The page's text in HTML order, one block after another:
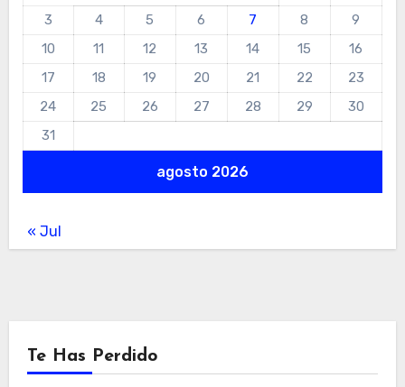
agosto 2026
3
4 5 6 7 8
9
10
11 12 13 14 15
16
17
18 19 20 21 22
23
24
25 26 27 28 29
30
31
« Jul
Te Has Perdido